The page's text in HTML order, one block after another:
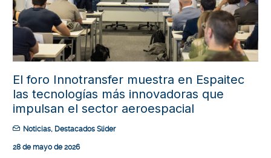
El foro Innotransfer muestra en Espaitec
las tecnologías más innovadoras que
impulsan el sector aeroespacial
Noticias, Destacados Slider
28 de mayo de 2026